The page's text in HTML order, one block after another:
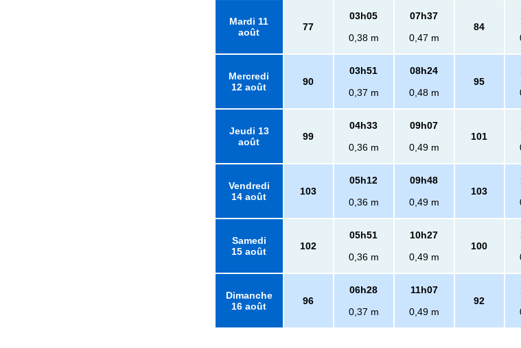
Mardi 11
août
77
03h05
0,38 m
07h37
0,47 m
84
Mercredi
12 août
90
03h51
0,37 m
08h24
0,48 m
95
Jeudi 13
août
99
04h33
0,36 m
09h07
0,49 m
101
Vendredi
14 août
103
05h12
0,36 m
09h48
0,49 m
103
Samedi
15 août
102
05h51
0,36 m
10h27
0,49 m
100
Dimanche
16 août
96
06h28
0,37 m
11h07
0,49 m
92